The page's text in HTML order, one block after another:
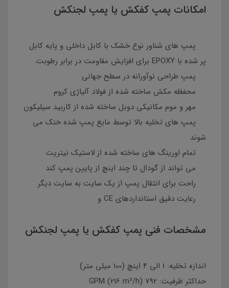
امکانات پمپ کفکش یا پمپ لجنکش
پمپ های شناور نوع خشک با کابل داخلی و پایه کابل
پر شده با EPOXY برای افزایش مقاومت در برابر رطوبت.
پمپ طراحی نوآورانه در سطح جهانی
محفظه مکش ساخته شده از فولاد آلیاژی کروم
مهر و موم مکانیکی دوبل ساخته شده از کاربید سیلیکون
پمپ های تخلیه بالا توسط مایع پمپ شده خنک می
شوند
تمام اورینگ های ساخته شده از لاستیک نیتریت
می تواند از گودال تا چند اینچ از پایین پمپ کند
راحت برای انتقال پمپ از یک سایت به سایت دیگر
رعایت دقیق استانداردهای CE و
مشخصات فنی پمپ کفکش یا پمپ لجنکش
اندازه تخلیه: 1 الی 4 اینچ (100 میلی متر)
حداکثر ظرفیت: 792 GPM (216 m³/h)